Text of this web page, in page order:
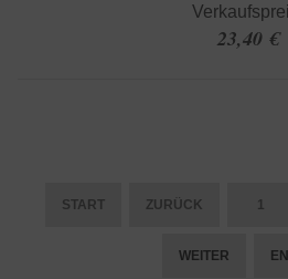
23,40 €
START ZURÜCK 1
WEITER